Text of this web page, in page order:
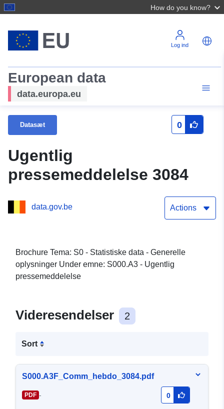
How do you know?
Log ind
European data
data.europa.eu
Datasæt 0
Ugentlig
pressemeddelelse 3084
data.gov.be Actions
Brochure Tema: S0 - Statistiske data - Generelle
oplysninger Under emne: S000.A3 - Ugentlig
pressemeddelelse
Videresendelser 2
Sort
S000.A3F_Comm_hebdo_3084.pdf
PDF - 0